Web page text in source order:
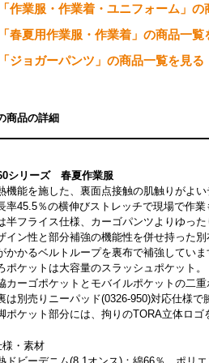
作業服・作業着・ユニフォーム」の
春夏用作業服・作業着」の商品一覧
ジョガーパンツ」の商品一覧を見る
商品の詳細
シリーズ 春夏作業服
機能を施した、裏面点接触の肌触りがよい
率45.5％の横伸びストレッチで現場で作業
半フライス仕様、カーゴパンツよりゆっ
イン性と部分補強の機能性を併せ持った別
かかるベルトループを裏布で補強していま
ポケットは大容量のスラッシュポケット。
カーゴポケットとモバイルポケットの二重
は別売りニーパッド(0326-950)対応仕様で
ポケット部分には、拘りのTORA立体ロゴ
・素材